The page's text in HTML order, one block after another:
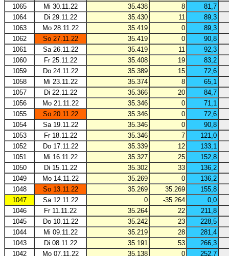
1065
Mi 30.11.22 35.438 8
81,7
1064
Di 29.11.22 35.430 11
89,3
1063
Mo 28.11.22 35.419 0
89,3
1062
So 27.11.22 35.419 0
90,8
1061
Sa 26.11.22 35.419 11
92,3
1060
Fr 25.11.22 35.408 19
83,2
1059
Do 24.11.22 35.389 15
72,6
1058
Mi 23.11.22 35.374 8
65,1
1057
Di 22.11.22 35.366 20
84,7
1056
Mo 21.11.22 35.346 0
71,1
1055
So 20.11.22 35.346 0
72,6
1054
Sa 19.11.22 35.346 0
90,8
1053
Fr 18.11.22 35.346 7
121,0
1052
Do 17.11.22 35.339 12
133,1
1051
Mi 16.11.22 35.327 25
152,8
1050
Di 15.11.22 35.302 33
136,2
1049
Mo 14.11.22 35.269 0
136,2
1048
So 13.11.22 35.269 35.269
155,8
1047
Sa 12.11.22 0 -35.264
0,0
1046
Fr 11.11.22 35.264 22
211,8
1045
Do 10.11.22 35.242 23
228,5
1044
Mi 09.11.22 35.219 28
281,4
1043
Di 08.11.22 35.191 53
266,3
1042
Mo 07.11.22 35.138 0
252,7